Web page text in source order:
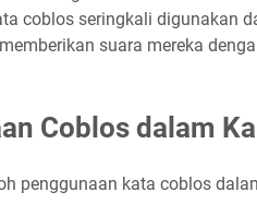
coblos seringkali digunakan
suara mereka
Coblos dalam
penggunaan kata coblos